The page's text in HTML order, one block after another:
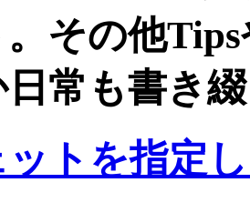
。その他
常も書き
ットを指定